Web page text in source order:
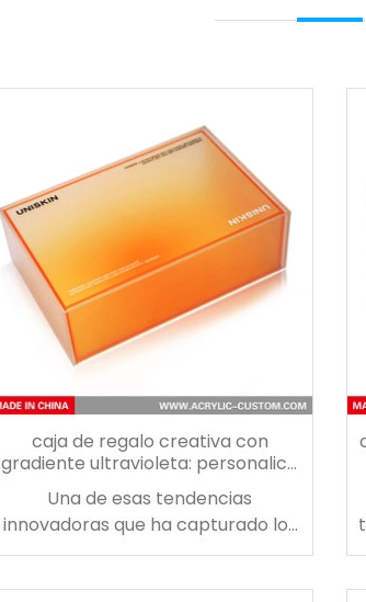
caja de regalo creativa con
gradiente ultravioleta: personalice
la caja de embalaje acrílica
personalizada
Una de esas tendencias
innovadoras que ha capturado los
corazones de quienes dan y